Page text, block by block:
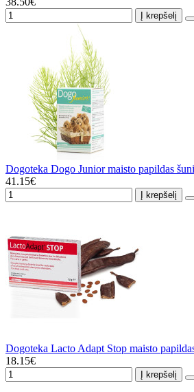
Į krepšelį
Dogoteka Dogo Junior maisto papildas
41.15€
Į krepšelį
Dogoteka Lacto Adapt Stop maisto
18.15€
Į krepšelį